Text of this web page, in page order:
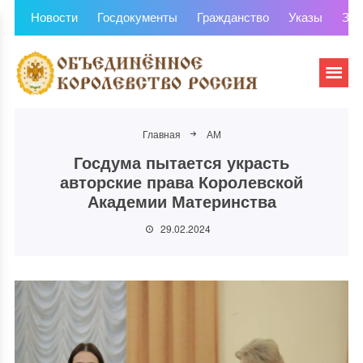
Новости Госдокументы Гражданство Указы
Главная АМ
Госдума пытается украсть
авторские права Королевской
Академии Материнства
29.02.2024